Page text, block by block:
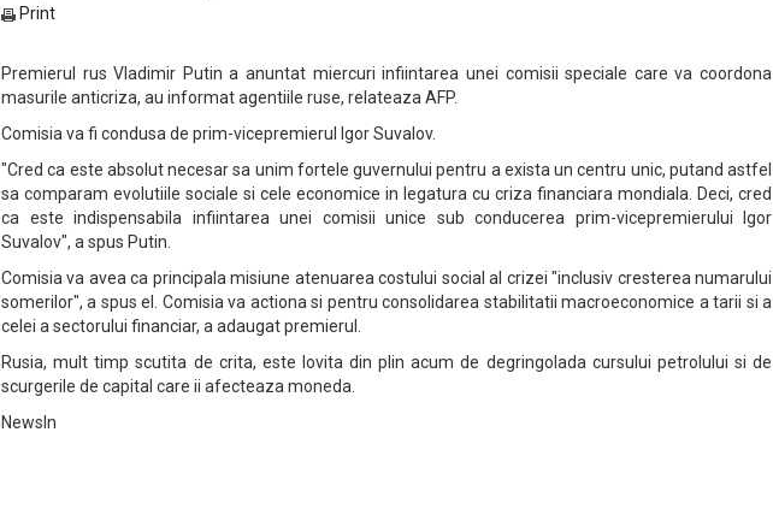
Print
Premierul rus Vladimir Putin a anuntat miercuri infiintarea unei comisii speciale care va coordona
masurile anticriza, au informat agentiile ruse, relateaza AFP.
Comisia va fi condusa de prim-vicepremierul Igor Suvalov.
"Cred ca este absolut necesar sa unim fortele guvernului pentru a exista un centru unic, putand astfel
sa comparam evolutiile sociale si cele economice in legatura cu criza financiara mondiala. Deci, cred
ca este indispensabila infiintarea unei comisii unice sub conducerea prim-vicepremierului Igor
Suvalov", a spus Putin.
Comisia va avea ca principala misiune atenuarea costului social al crizei "inclusiv cresterea numarului
somerilor", a spus el. Comisia va actiona si pentru consolidarea stabilitatii macroeconomice a tarii si a
celei a sectorului financiar, a adaugat premierul.
Rusia, mult timp scutita de crita, este lovita din plin acum de degringolada cursului petrolului si de
scurgerile de capital care ii afecteaza moneda.
NewsIn